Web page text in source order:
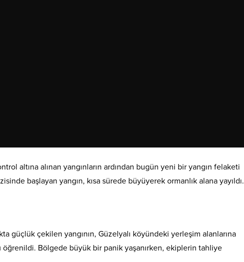
altına alınan yangınların ardından bugün yeni bir yangın felaketi
başlayan yangın, kısa sürede büyüyerek ormanlık alana yayıldı.
güçlük çekilen yangının, Güzelyalı köyündeki yerleşim alanlarına
öğrenildi. Bölgede büyük bir panik yaşanırken, ekiplerin tahliye